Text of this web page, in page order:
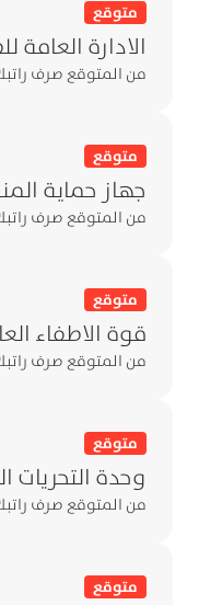
متوقع
الادارة العامة
من المتوقع صرف
متوقع
جهاز حماية
من المتوقع صرف
متوقع
قوة الاطفاء
من المتوقع صرف
متوقع
وحدة التحريات
من المتوقع صرف
متوقع